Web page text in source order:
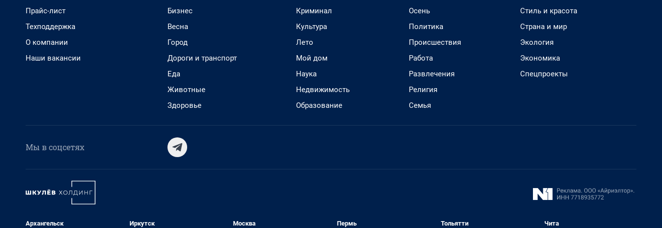
Прайс-лист
Техподдержка
О компании
Наши вакансии
Бизнес
Весна
Город
Дороги и транспорт
Еда
Животные
Здоровье
Криминал
Культура
Лето
Мой дом
Наука
Недвижимость
Образование
Осень
Политика
Происшествия
Работа
Развлечения
Религия
Семья
Стиль и красота
Страна и мир
Экология
Экономика
Спецпроекты
Мы в соцсетях
Архангельск Иркутск Москва Пермь Тольятти Чита